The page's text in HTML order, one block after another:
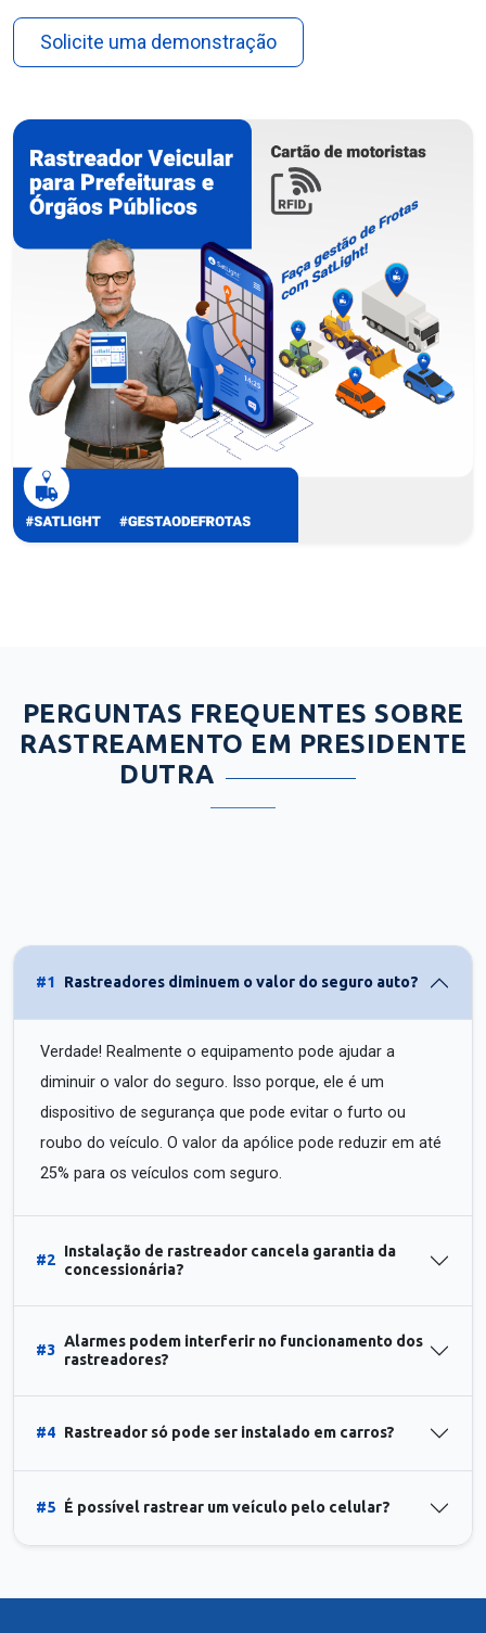
Solicite uma demonstração
PERGUNTAS FREQUENTES SOBRE
RASTREAMENTO EM PRESIDENTE
DUTRA
#1 Rastreadores diminuem o valor do seguro auto?
Verdade! Realmente o equipamento pode ajudar a
diminuir o valor do seguro. Isso porque, ele é um
dispositivo de segurança que pode evitar o furto ou
roubo do veículo. O valor da apólice pode reduzir em até
25% para os veículos com seguro.
#2
Instalação de rastreador cancela garantia da
concessionária?
#3
Alarmes podem interferir no funcionamento dos
rastreadores?
#4 Rastreador só pode ser instalado em carros?
#5 É possível rastrear um veículo pelo celular?